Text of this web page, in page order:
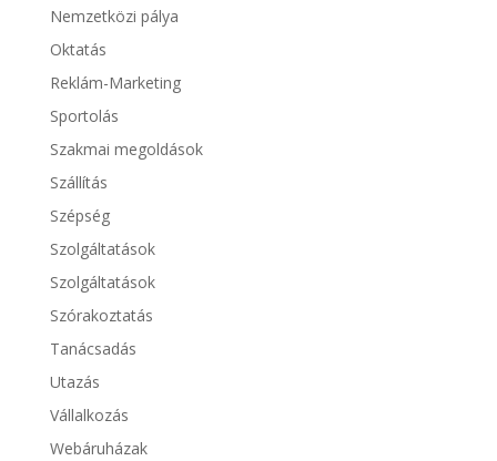
Nemzetközi pálya
Oktatás
Reklám-Marketing
Sportolás
Szakmai megoldások
Szállítás
Szépség
Szolgáltatások
Szolgáltatások
Szórakoztatás
Tanácsadás
Utazás
Vállalkozás
Webáruházak